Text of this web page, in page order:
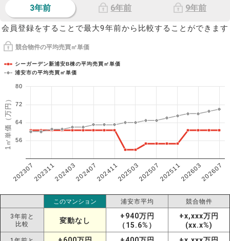
3年前 6年前 9年前
会員登録をすることで最大9年前から比較することができます
競合物件の平均売買㎡単価
1㎡単価（万円）
シーガーデン新浦安B棟の平均売買㎡単価
浦安市の平均売買㎡単価
202307202311202403202407202411202503202507202511202603202607
56
64
72
80
このマンション 浦安市平均 競合物件
3年前と
比較
変動なし
+940万円
（15.6%）
+x,xxx万円
(xx.x%)